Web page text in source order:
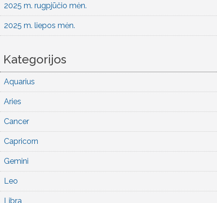
2025 m. rugpjūčio mėn.
2025 m. liepos mėn.
Kategorijos
Aquarius
Aries
Cancer
Capricorn
Gemini
Leo
Libra